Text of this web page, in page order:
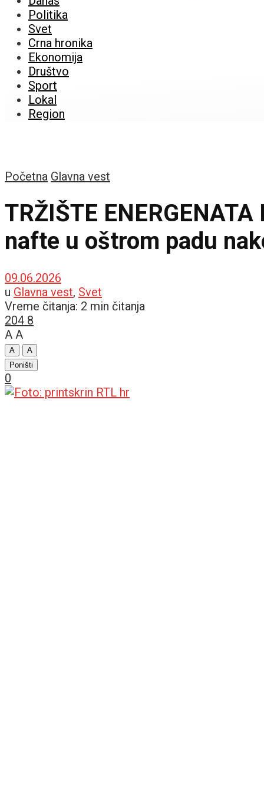
Politika
Svet
Crna hronika
Ekonomija
Društvo
Sport
Lokal
Region
Početna Glavna vest
TRŽIŠTE
nafte u oštrom padu
09.06.2026
u Glavna vest, Svet
Vreme čitanja: 2 min čitanja
204 8
A A
A
A
Poništi
0